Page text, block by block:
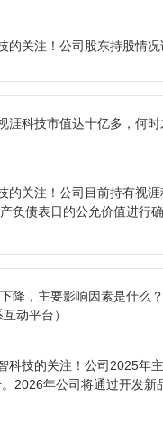
的关注！公司股东持股情
涯科技市值达十亿多，何
的关注！公司目前持有视
负债表日的公允价值进行
降，主要影响因素是什么
动平台）
科技的关注！公司2025年
2026年公司将通过开发